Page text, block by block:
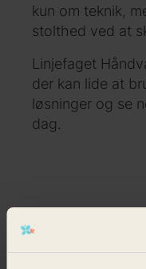
kun om teknik,
stolthed ved at
Linjefaget
der kan lide at
løsninger og se
dag.